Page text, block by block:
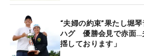
る。初優勝に向けて、好調なショ
位をキープして決勝ラウンドに進
“夫婦の約束”果たし堀
ハグ 優勝会見で赤面…
揺しております」